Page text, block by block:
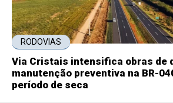
RODOVIAS
Via Cristais intensifica obras de
manutenção preventiva na BR-
período de seca